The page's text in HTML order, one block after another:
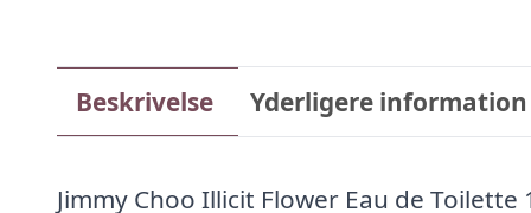
Beskrivelse Yderligere information
Jimmy Choo Illicit Flower Eau de Toilette